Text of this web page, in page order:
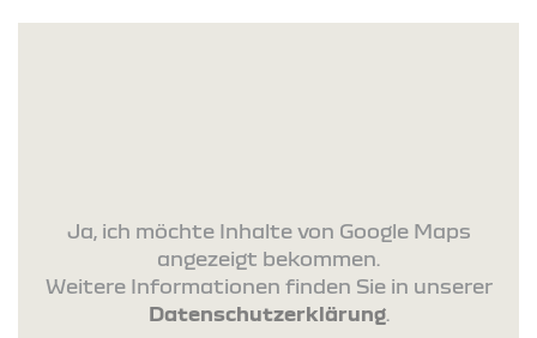
Ja, ich möchte Inhalte von Google Maps
angezeigt bekommen.
Weitere Informationen finden Sie in unserer
Datenschutzerklärung.